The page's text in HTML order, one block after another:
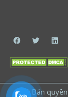
© Bản